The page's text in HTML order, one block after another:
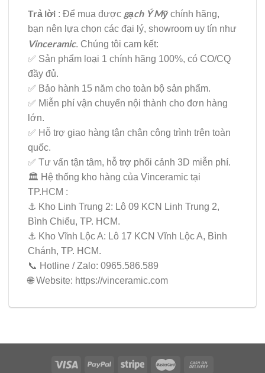
Trả lời : Để mua được gạch Ý Mỹ chính hãng,
bạn nên lựa chọn các đại lý, showroom uy tín như
Vinceramic. Chúng tôi cam kết:
✅ Sản phẩm loại 1 chính hãng 100%, có CO/CQ
đầy đủ.
✅ Bảo hành 15 năm cho toàn bộ sản phẩm.
✅ Miễn phí vận chuyển nội thành cho đơn hàng
lớn.
✅ Hỗ trợ giao hàng tận chân công trình trên toàn
quốc.
✅ Tư vấn tận tâm, hỗ trợ phối cảnh 3D miễn phí.
🏛 Hệ thống kho hàng của Vinceramic tại
TP.HCM :
⚓️ Kho Linh Trung 2: Lô 09 KCN Linh Trung 2,
Bình Chiểu, TP. HCM.
⚓️ Kho Vĩnh Lộc A: Lô 17 KCN Vĩnh Lộc A, Bình
Chánh, TP. HCM.
📞 Hotline / Zalo: 0965.586.589
🌐 Website: https://vinceramic.com